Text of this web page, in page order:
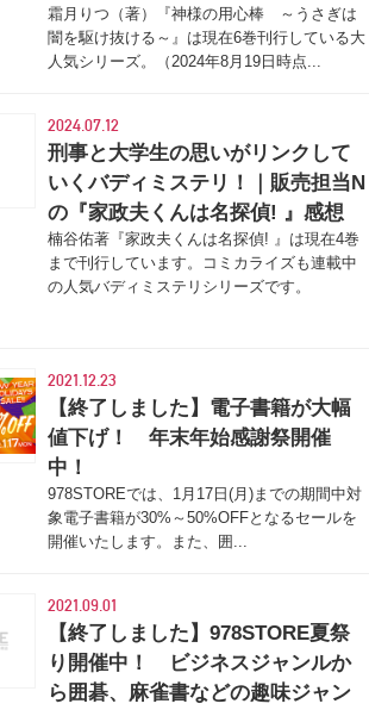
霜月りつ（著）『神様の用心棒 ～うさぎは
闇を駆け抜ける～』は現在6巻刊行している大
人気シリーズ。（2024年8月19日時点...
2024.07.12
刑事と大学生の思いがリンクして
いくバディミステリ！｜販売担当N
の『家政夫くんは名探偵! 』感想
楠谷佑著『家政夫くんは名探偵! 』は現在4巻
まで刊行しています。コミカライズも連載中
の人気バディミステリシリーズです。
2021.12.23
【終了しました】電子書籍が大幅
値下げ！ 年末年始感謝祭開催
中！
978STOREでは、1月17日(月)までの期間中対
象電子書籍が30%～50%OFFとなるセールを
開催いたします。また、囲...
2021.09.01
【終了しました】978STORE夏祭
り開催中！ ビジネスジャンルか
ら囲碁、麻雀書などの趣味ジャン